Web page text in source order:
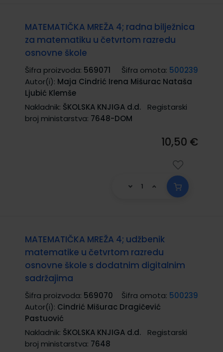
MATEMATIČKA MREŽA 4; radna bilježnica
za matematiku u četvrtom razredu
osnovne škole
Šifra proizvoda: 569071 Šifra omota: 500239
Autor(i): Maja Cindrić Irena Mišurac Nataša
Ljubić Klemše
Nakladnik: ŠKOLSKA KNJIGA d.d.
Registarski
broj ministarstva: 7648-DOM
10,50 €
MATEMATIČKA MREŽA 4; udžbenik
matematike u četvrtom razredu
osnovne škole s dodatnim digitalnim
sadržajima
Šifra proizvoda: 569070 Šifra omota: 500239
Autor(i): Cindrić Mišurac Dragičević
Pastuović
Nakladnik: ŠKOLSKA KNJIGA d.d.
Registarski
broj ministarstva: 7648